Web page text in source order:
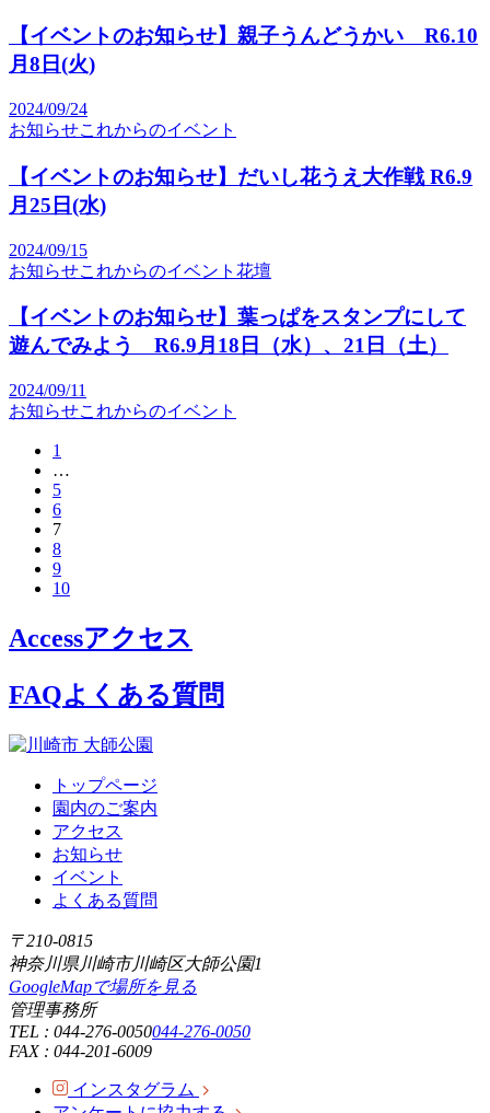
【イベントのお知らせ】親子うんどうかい R6.10
月8日(火)
2024/09/24
お知らせこれからのイベント
【イベントのお知らせ】だいし花うえ大作戦 R6.9
月25日(水)
2024/09/15
お知らせこれからのイベント 花壇
【イベントのお知らせ】葉っぱをスタンプにして
遊んでみよう R6.9月18日（水）、21日（土）
2024/09/11
お知らせこれからのイベント
1
…
5
6
7
8
9
10
Accessアクセス
FAQよくある質問
トップページ
園内のご案内
アクセス
お知らせ
イベント
よくある質問
〒210-0815
神奈川県川崎市川崎区大師公園1
GoogleMapで場所を見る
管理事務所
TEL : 044-276-0050044-276-0050
FAX : 044-201-6009
インスタグラム